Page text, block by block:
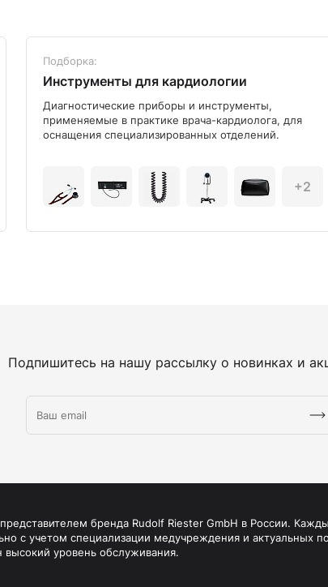
Подборка:
Инструменты для кардиологии
Диагностические приборы и инструменты,
применяемые в практике врача-кардиолога, для
оснащения специализированных отделений.
+2
Подпишитесь на нашу рассылку о новинках и
бренда Rudolf Riester GmbH в России.
с учетом специализации медучреждения и актуальных
уровень обслуживания.